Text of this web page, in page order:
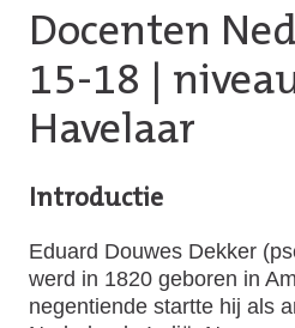
Docenten
15-18
Havelaar
Introductie
Eduard Douwes Dekker
werd in 1820 geboren in
negentiende startte hij als